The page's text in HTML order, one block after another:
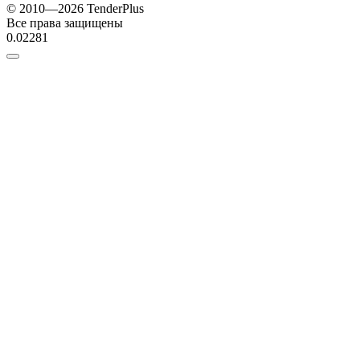
© 2010—2026 TenderPlus
Все права защищены
0.02281